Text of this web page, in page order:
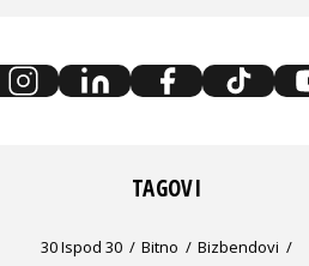
TAGOVI
30 Ispod 30 Bitno
Bizbendovi